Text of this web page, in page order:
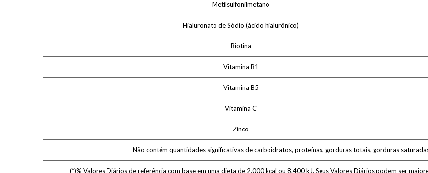
Metilsulfonilmetano
Hialuronato de Sódio (ácido hialurônico)
Biotina
Vitamina B1
Vitamina B5
Vitamina C
Zinco
Não contém quantidades significativas de carboidratos, proteínas, gorduras totais, gorduras
(*)% Valores Diários de referência com base em uma dieta de 2.000 kcal ou 8.400 kJ. Seus Valores Diários podem ser